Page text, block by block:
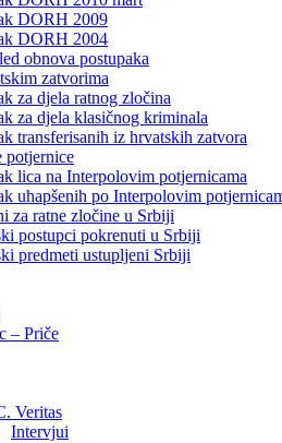
DORH 2009
DORH 2004
obnova postupaka
zatvorima
za djela ratnog zločina
za djela klasičnog kriminala
transferisanih iz hrvatskih zatvora
potjernice
lica na Interpolovim potjernicama
uhapšenih po Interpolovim
za ratne zločine u Srbiji
postupci pokrenuti u Srbiji
predmeti ustupljeni Srbiji
– Priče
Veritas
Intervjui